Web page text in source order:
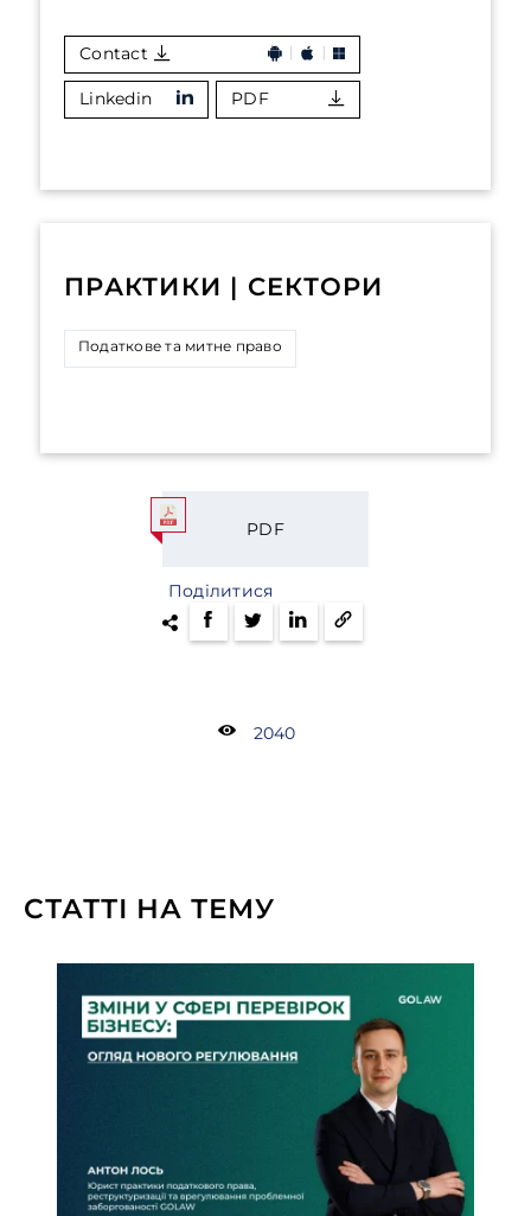
Contact
Linkedin PDF
ПРАКТИКИ | СЕКТОРИ
Податкове та митне право
PDF
Поділитися
2040
СТАТТІ НА ТЕМУ